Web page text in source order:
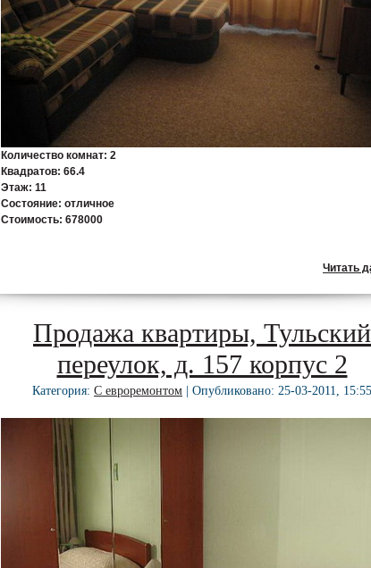
Количество комнат: 2
Квадратов: 66.4
Этаж: 11
Состояние: отличное
Стоимость: 678000
Читать
Продажа квартиры, Тульский
переулок, д. 157 корпус 2
Категория: С евроремонтом | Опубликовано: 25-03-2011, 15:55